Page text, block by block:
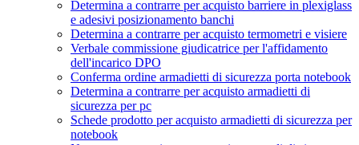
Determina a contrarre per acquisto barriere in plexiglass
e adesivi posizionamento banchi
Determina a contrarre per acquisto termometri e visiere
Verbale commissione giudicatrice per l'affidamento
dell'incarico DPO
Conferma ordine armadietti di sicurezza porta notebook
Determina a contrarre per acquisto armadietti di
sicurezza per pc
Schede prodotto per acquisto armadietti di sicurezza per
notebook